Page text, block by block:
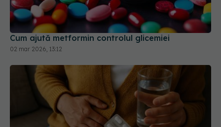
Cum ajută metformin controlul glicemiei
02 mar 2026, 13:12